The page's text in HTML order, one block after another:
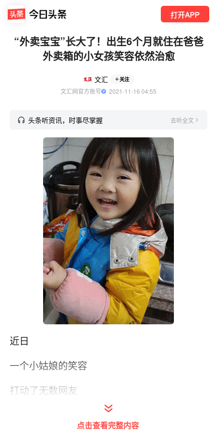
打开APP
“外卖宝宝”长大了！出生6个月就住在爸爸
外卖箱的小女孩笑容依然治愈
文汇 关注
文汇网官方账号
  2021-11-16 04:55
头条听资讯，时事尽掌握 去听全文
近日
一个小姑娘的笑容
打动了无数网友
点击查看完整内容